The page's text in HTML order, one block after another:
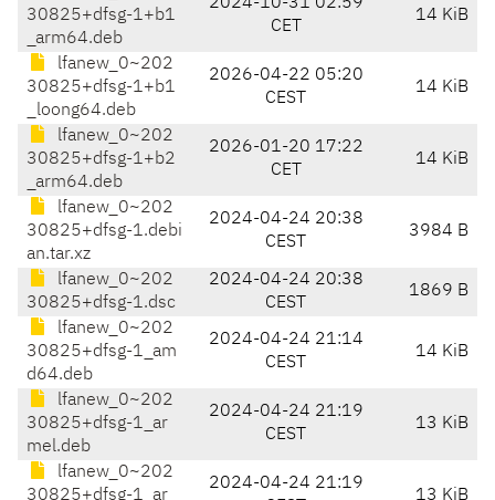
30825+dfsg-1+b1
_arm64.deb
CET
14 KiB
lfanew_0~202
30825+dfsg-1+b1
_loong64.deb
2026-04-22 05:20
CEST
14 KiB
lfanew_0~202
30825+dfsg-1+b2
_arm64.deb
2026-01-20 17:22
CET
14 KiB
lfanew_0~202
30825+dfsg-1.debi
an.tar.xz
2024-04-24 20:38
CEST
3984 B
lfanew_0~202
30825+dfsg-1.dsc
2024-04-24 20:38
CEST
1869 B
lfanew_0~202
30825+dfsg-1_am
d64.deb
2024-04-24 21:14
CEST
14 KiB
lfanew_0~202
30825+dfsg-1_ar
mel.deb
2024-04-24 21:19
CEST
13 KiB
lfanew_0~202
30825+dfsg-1_ar
2024-04-24 21:19
13 KiB